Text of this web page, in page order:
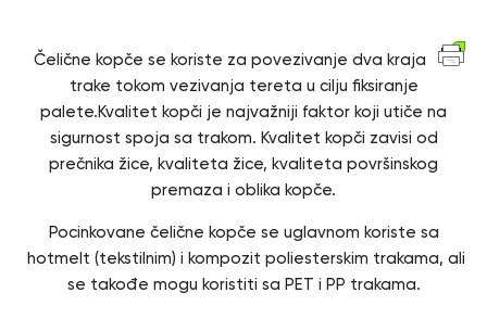
Čelične kopče se koriste za povezivanje dva kraja
trake tokom vezivanja tereta u cilju fiksiranje
palete.Kvalitet kopči je najvažniji faktor koji utiče na
sigurnost spoja sa trakom. Kvalitet kopči zavisi od
prečnika žice, kvaliteta žice, kvaliteta površinskog
premaza i oblika kopče.
Pocinkovane čelične kopče se uglavnom koriste sa
hotmelt (tekstilnim) i kompozit poliesterskim trakama, ali
se takođe mogu koristiti sa PET i PP trakama.